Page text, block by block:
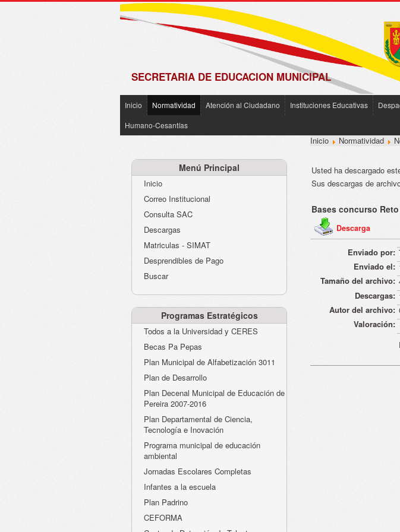
SECRETARIA DE EDUCACION MUNICIPAL
Inicio Normatividad Atención al Ciudadano Instituciones Educativas
Humano-Cesantías
Menú Principal
Inicio
Correo Institucional
Consulta SAC
Descargas
Matriculas - SIMAT
Desprendibles de Pago
Buscar
Programas Estratégicos
Todos a la Universidad y CERES
Becas Pa Pepas
Plan Municipal de Alfabetización 3011
Plan de Desarrollo
Plan Decenal Municipal de Educación de
Pereira 2007-2016
Plan Departamental de Ciencia,
Tecnología e Inovación
Programa municipal de educación
ambiental
Jornadas Escolares Completas
Infantes a la escuela
Plan Padrino
CEFORMA
de
Inicio Normatividad
Usted ha descargado
Sus descargas de
Bases concurso
Descarga
Enviado por:
Enviado el:
Tamaño del archivo:
Descargas:
Autor del archivo:
Valoración: